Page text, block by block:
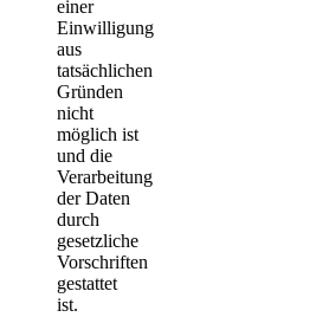
einer
Einwilligung
aus
tatsächlichen
Gründen
nicht
möglich ist
und die
Verarbeitung
der Daten
durch
gesetzliche
Vorschriften
gestattet
ist.